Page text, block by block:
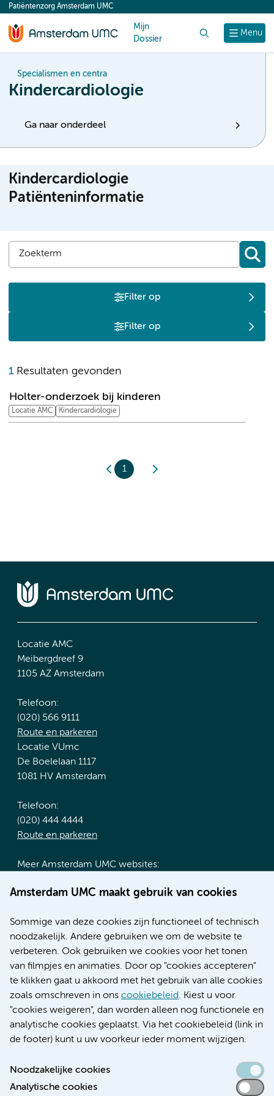
content
Amsterdam UMC maakt gebruik van cookies
Sommige van deze cookies zijn functioneel of technisch
noodzakelijk. Andere gebruiken we om de website te
verbeteren. Ook gebruiken we cookies voor het tonen
van filmpjes en animaties. Door op "cookies accepteren"
te klikken gaat u akkoord met het gebruik van alle cookies
zoals omschreven in ons cookiebeleid. Kiest u voor
"cookies weigeren", dan worden alleen nog functionele en
analytische cookies geplaatst. Via het cookiebeleid (link in
de footer) kunt u uw voorkeur ieder moment wijzigen.
Noodzakelijke cookies
Analytische cookies
Menu
Patiëntenzorg Amsterdam UMC
Mijn
Dossier
Specialismen en centra
Kindercardiologie
Ga naar onderdeel
Kindercardiologie
Patiënteninformatie
Filter op
Filter op
1Resultaten gevonden
Holter-onderzoek bij kinderen
Locatie AMC Kindercardiologie
1
Locatie AMC
Meibergdreef 9
1105 AZ Amsterdam
Telefoon:
(020) 566 9111
Route en parkeren
Locatie VUmc
De Boelelaan 1117
1081 HV Amsterdam
Telefoon:
(020) 444 4444
Route en parkeren
Meer Amsterdam UMC websites:
Werken bij Amsterdam UMC
Nieuws
Research
Educatie locatie AMC
Educatie locatie VUmc
Verwijzen & diagnostiek
Toegankelijkheidsverklaring